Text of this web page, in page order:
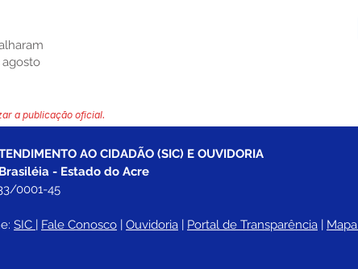
a publicação oficial.
AO CIDADÃO (SIC) E OUVIDORIA
- Estado do Acre
0001-45
SIC | Fale Conosco | Ouvidoria | Portal de Transparência | Mapa